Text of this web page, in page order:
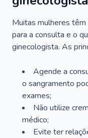
Muitas mulheres
para a consulta e o
ginecologista. As
Agende a
o sangramento
exames;
Não utilize
médico;
Evite ter